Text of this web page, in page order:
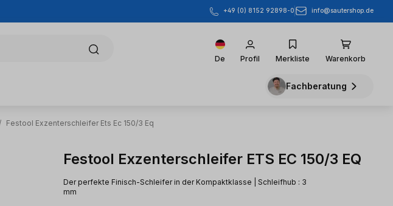
+49 (0) 8152 92898-0 info@sautershop.de
De Profil Merkliste Warenkorb
Fachberatung
/ Festool Exzenterschleifer Ets Ec 150/3 Eq
Festool Exzenterschleifer ETS EC 150/3 EQ
Der perfekte Finisch-Schleifer in der Kompaktklasse | Schleifhub : 3
mm